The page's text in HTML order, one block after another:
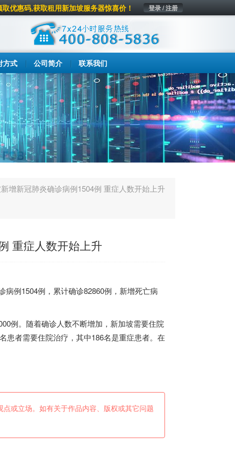
登录 / 注册
取优惠码,获取租用新加坡服务器惊喜价！
方式 公司简介 联系我们
增新冠肺炎确诊病例1504例 重症人数开始上升
重症人数开始上升
病例1504例，累计确诊82860例，新增死亡病
例。随着确诊人数不断增加， 新加坡需要住院
患者需要住院治疗，其中186名是重症患者。在
点或立场。如有关于作品内容、版权或其它问题